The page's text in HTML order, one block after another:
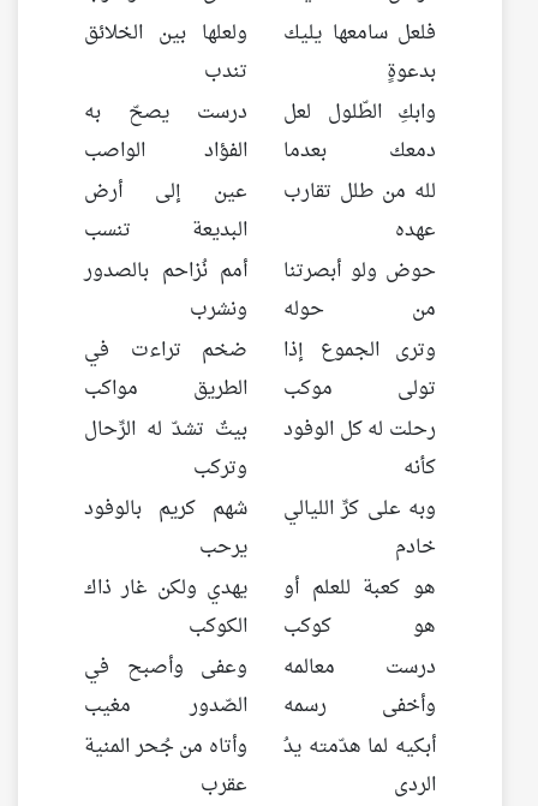
فلعل سامعها يليك
بدعوةٍ
ولعلها بين الخلائق
تندب
وابكِ الطّلول لعل
دمعك بعدما
درست يصحّ به
الفؤاد الواصب
لله من طلل تقارب
عهده
عين إلى أرض
البديعة تنسب
حوض ولو أبصرتنا
من حوله
أمم نُزاحم بالصدور
ونشرب
وترى الجموع إذا
تولى موكب
ضخم تراءت في
الطريق مواكب
رحلت له كل الوفود
كأنه
بيتٌ تشدّ له الرِّحال
وتركب
وبه على كرِّ الليالي
خادم
شهم كريم بالوفود
يرحب
هو كعبة للعلم أو
هو كوكب
يهدي ولكن غار ذاك
الكوكب
درست معالمه
وأخفى رسمه
وعفى وأصبح في
الصّدور مغيب
أبكيه لما هدّمته يدُ
الردى
وأتاه من جُحر المنية
عقرب